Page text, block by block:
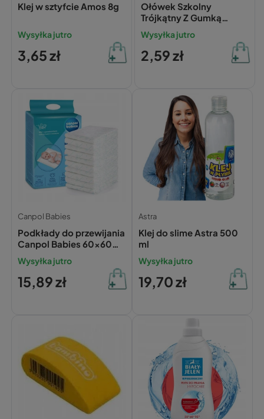
Klej w sztyfcie Amos 8g
Wysyłka jutro
3,65 zł
Ołówek Szkolny
Trójkątny Z Gumką
Twardość HB
PASTELOWY Kidea
Wysyłka jutro
2,59 zł
Canpol Babies
Podkłady do przewijania
Canpol Babies 60x60
cm – 10 szt.
Wysyłka jutro
15,89 zł
Astra
Klej do slime Astra 500
ml
Wysyłka jutro
19,70 zł